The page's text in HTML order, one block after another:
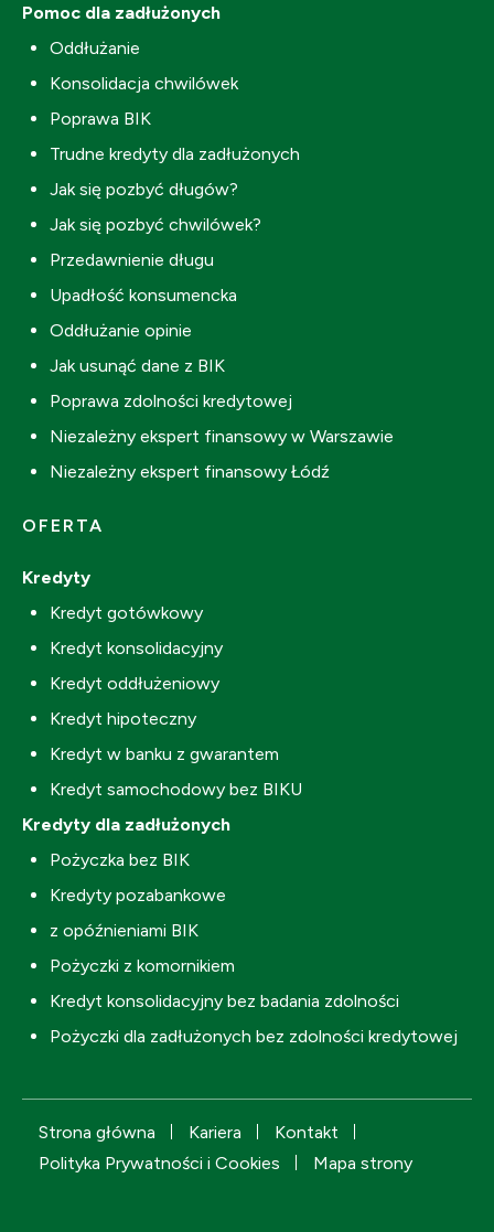
Pomoc dla zadłużonych
Oddłużanie
Konsolidacja chwilówek
Poprawa BIK
Trudne kredyty dla zadłużonych
Jak się pozbyć długów?
Jak się pozbyć chwilówek?
Przedawnienie długu
Upadłość konsumencka
Oddłużanie opinie
Jak usunąć dane z BIK
Poprawa zdolności kredytowej
Niezależny ekspert finansowy w Warszawie
Niezależny ekspert finansowy Łódź
OFERTA
Kredyty
Kredyt gotówkowy
Kredyt konsolidacyjny
Kredyt oddłużeniowy
Kredyt hipoteczny
Kredyt w banku z gwarantem
Kredyt samochodowy bez BIKU
Kredyty dla zadłużonych
Pożyczka bez BIK
Kredyty pozabankowe
z opóźnieniami BIK
Pożyczki z komornikiem
Kredyt konsolidacyjny bez badania zdolności
Pożyczki dla zadłużonych bez zdolności kredytowej
Strona główna Kariera
Kontakt
Polityka Prywatności i Cookies
Mapa strony